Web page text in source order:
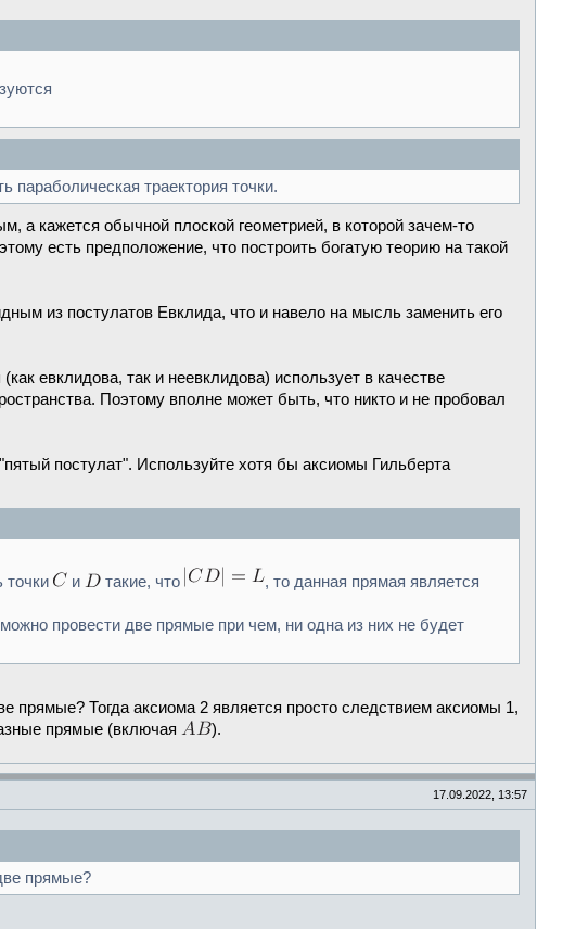
параболическая траектория точки.
а кажется обычной плоской геометрией, в которой зачем-то
есть предположение, что построить богатую теорию на такой
из постулатов Евклида, что и навело на мысль заменить его
евклидова, так и неевклидова) использует в качестве
Поэтому вполне может быть, что никто и не пробовал
постулат". Используйте хотя бы аксиомы Гильберта
точки и такие, что
, то данная прямая является
можно провести две прямые при чем, ни одна из них не будет
прямые? Тогда аксиома 2 является просто следствием аксиомы 1,
прямые (включая ).
17.09.2022, 13:57
прямые?